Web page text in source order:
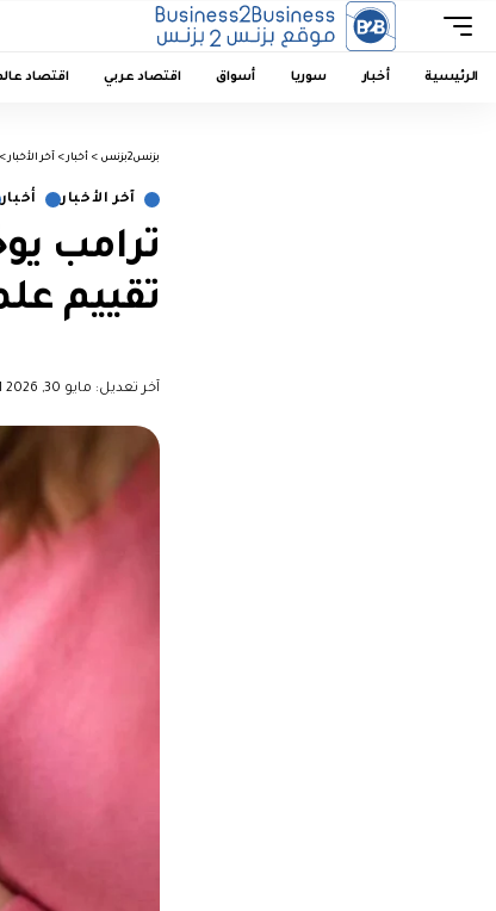
الرئيسية أخبار سوريا أسواق اقتصاد عربي اقتصاد
بزنس2بزنس > أخبار > آخر الأخبار >
آخر الأخبار أخبار
ترامب
تقييم
آخر تعديل: مايو 30, 2026 7:41 ص